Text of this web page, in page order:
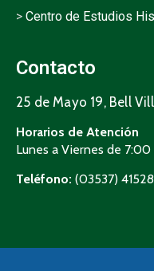
> Centro de Estudios
Contacto
25 de Mayo 19, Bell
Horarios de Atención
Lunes a Viernes de 7:00
Teléfono: (03537)